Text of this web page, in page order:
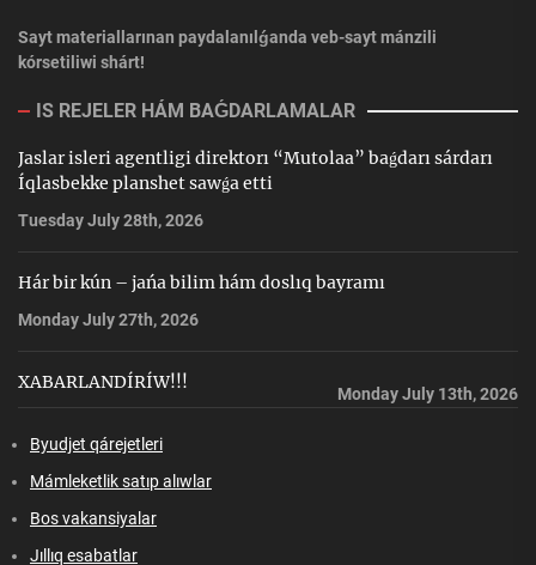
Sayt materiallarınan paydalanılǵanda veb-sayt mánzili
kórsetiliwi shárt!
IS REJELER HÁM BAǴDARLAMALAR
Jaslar isleri agentligi direktorı “Mutolaa” baǵdarı sárdarı
Íqlasbekke planshet sawǵa etti
Tuesday July 28th, 2026
Hár bir kún – jańa bilim hám doslıq bayramı
Monday July 27th, 2026
XABARLANDÍRÍW!!!
Monday July 13th, 2026
Byudjet qárejetleri
Mámleketlik satıp alıwlar
Bos vakansiyalar
Jıllıq esabatlar